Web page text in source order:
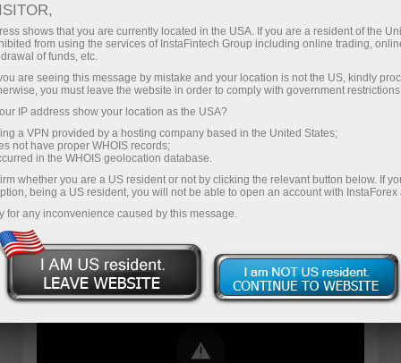
Error loading YouTube: Video could not be
played
shows that you are currently located in the USA. If you are a resident of the
from using the services of InstaFintech Group including online trading,
of funds, etc.
are seeing this message by mistake and your location is not the US, kindly
you must leave the website in order to comply with government
IP address show your location as the USA?
a VPN provided by a hosting company based in the United States;
not have proper WHOIS records;
in the WHOIS geolocation database.
whether you are a US resident or not by clicking the relevant button below. If
being a US resident, you will not be able to open an account with InstaForex
for any inconvenience caused by this message.